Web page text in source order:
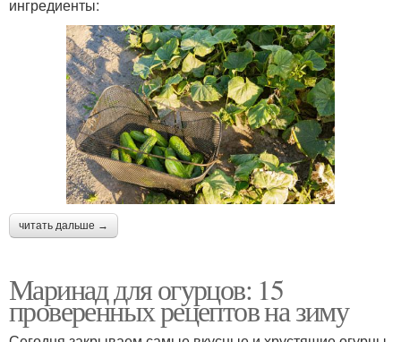
ингредиенты:
читать дальше →
Маринад для огурцов: 15
проверенных рецептов на зиму